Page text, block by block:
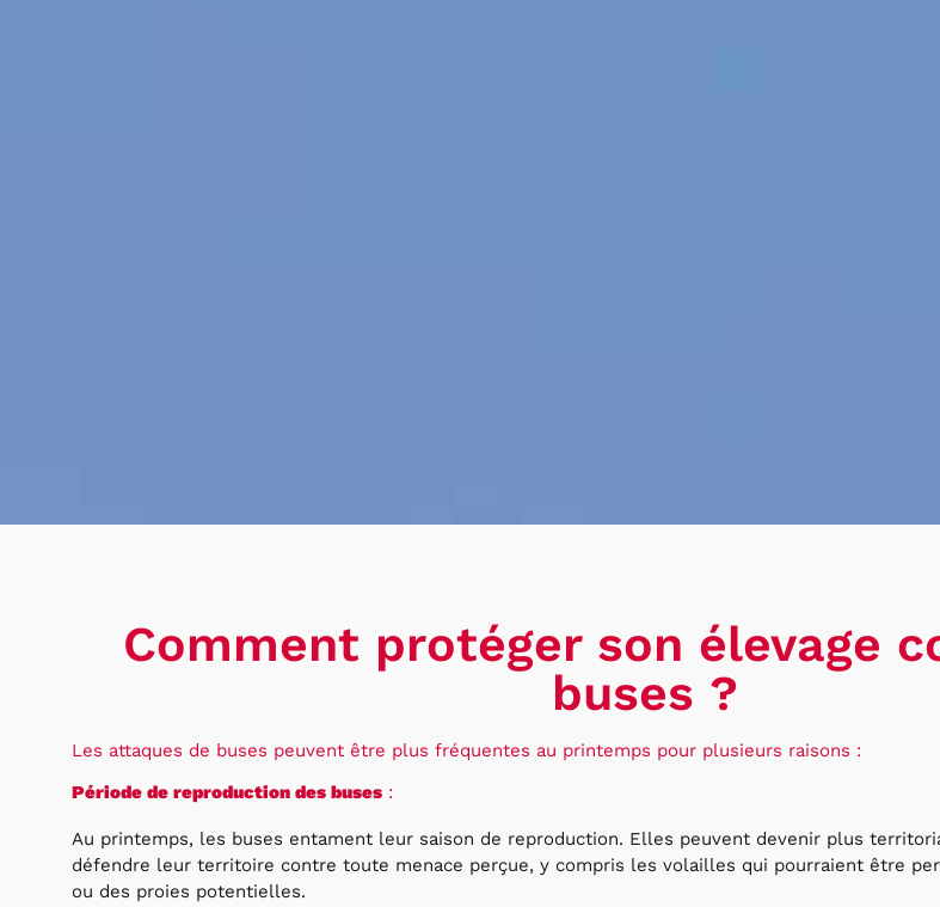
Comment protéger son élevage
buses ?
Les attaques de buses peuvent être plus fréquentes au printemps pour plusieurs raisons :
Période de reproduction des buses :
Au printemps, les buses entament leur saison de reproduction. Elles peuvent devenir plus
défendre leur territoire contre toute menace perçue, y compris les volailles qui pourraient être
ou des proies potentielles.